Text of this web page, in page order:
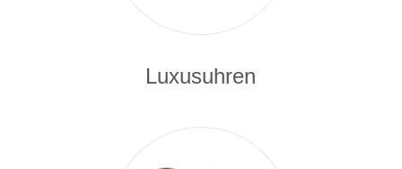
Luxusuhren